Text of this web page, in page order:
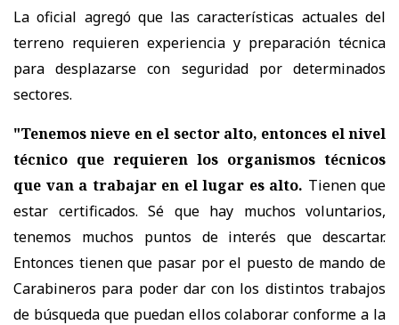
La oficial agregó que las características actuales del
terreno requieren experiencia y preparación técnica
para desplazarse con seguridad por determinados
sectores.
"Tenemos nieve en el sector alto, entonces el nivel
técnico que requieren los organismos técnicos
que van a trabajar en el lugar es alto. Tienen que
estar certificados. Sé que hay muchos voluntarios,
tenemos muchos puntos de interés que descartar.
Entonces tienen que pasar por el puesto de mando de
Carabineros para poder dar con los distintos trabajos
de búsqueda que puedan ellos colaborar conforme a la